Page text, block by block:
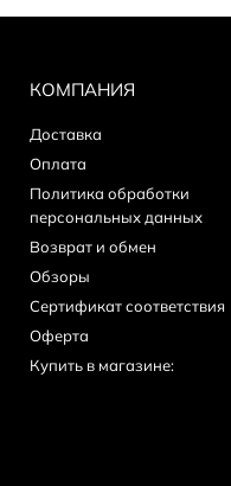
КОМПАНИЯ
Доставка
Оплата
Политика обработки
персональных данных
Возврат и обмен
Обзоры
Сертификат соответствия
Оферта
Купить в магазине: